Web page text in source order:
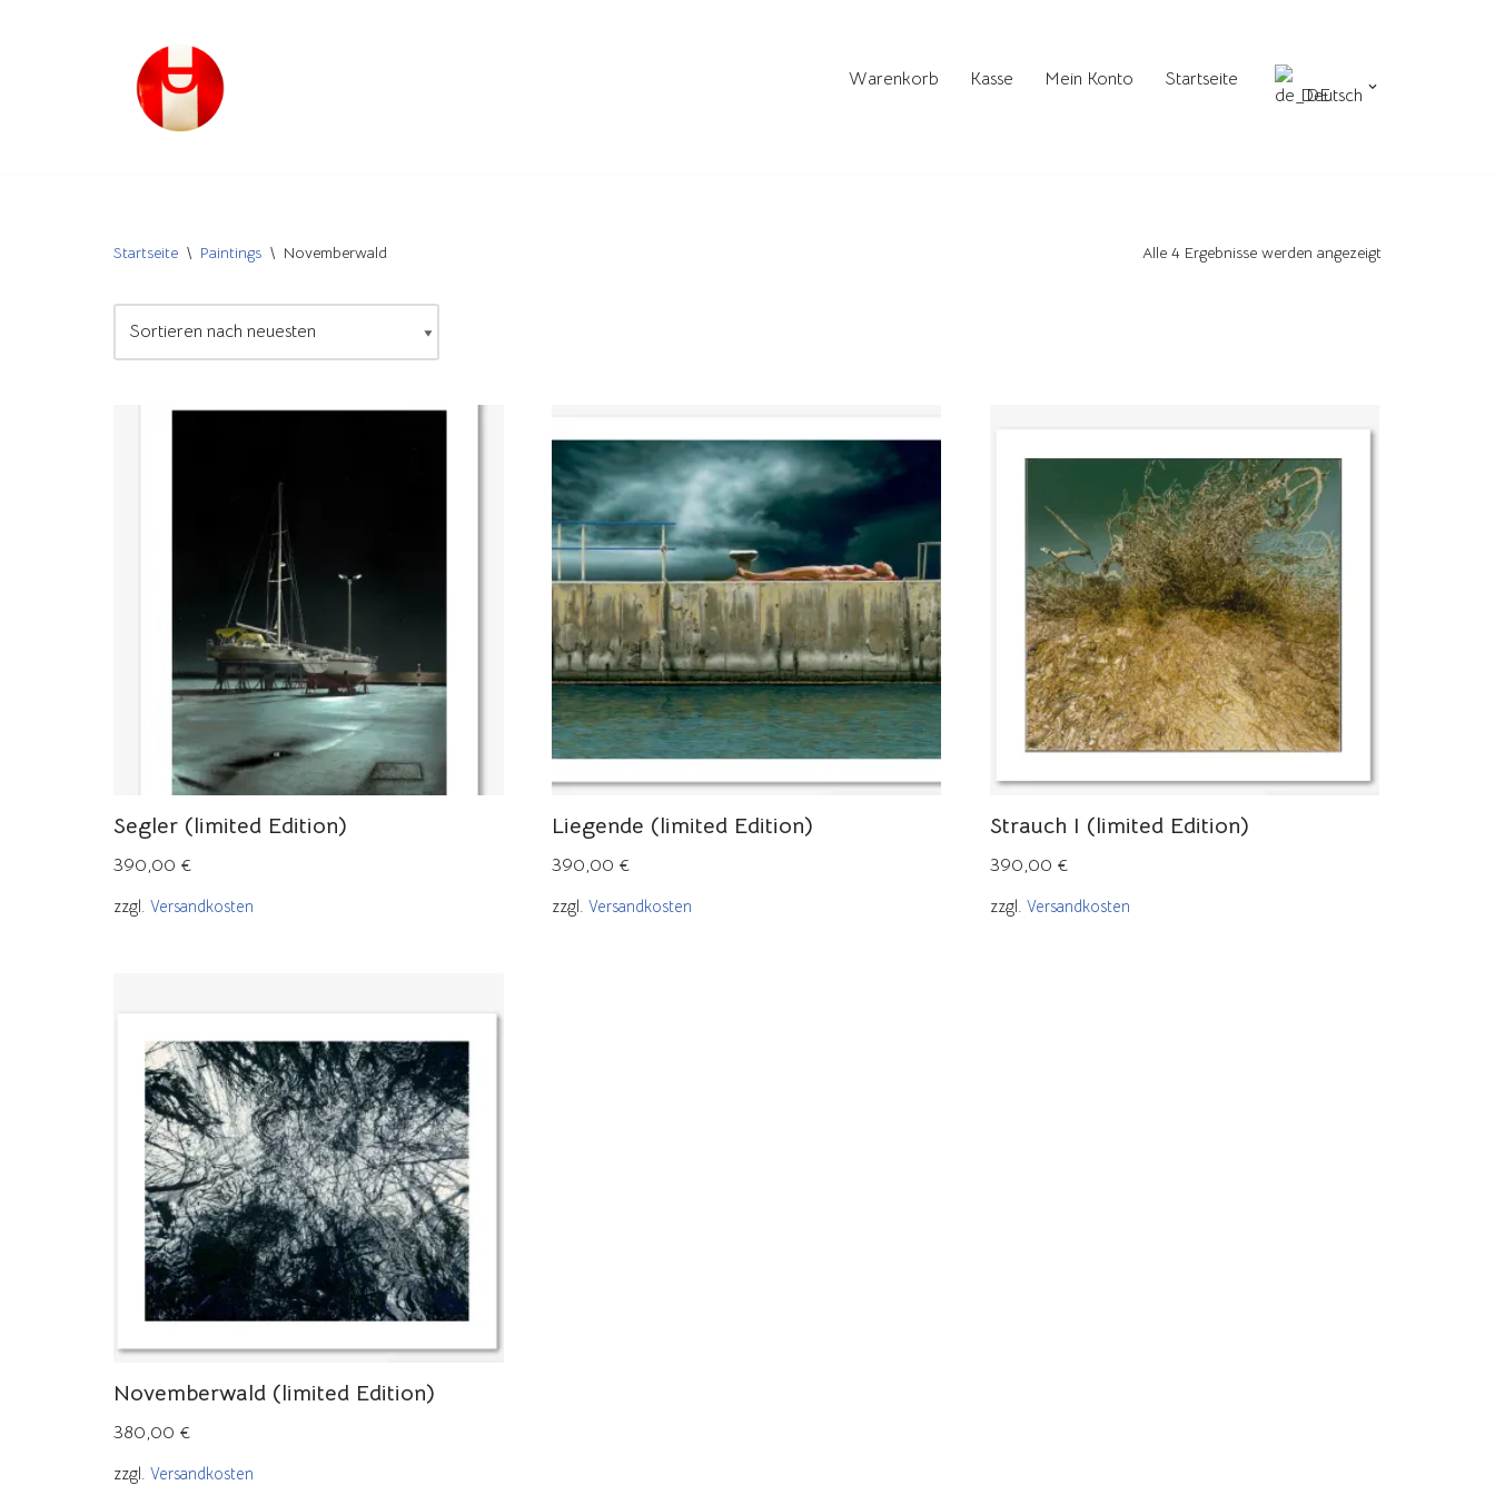
Warenkorb Kasse Mein Konto Startseite
Deutsch
Startseite \ Paintings \ Novemberwald Alle 4 Ergebnisse werden angezeigt
Segler (limited Edition)
390,00 €
zzgl. Versandkosten
Liegende (limited Edition)
390,00 €
zzgl. Versandkosten
Strauch I (limited Edition)
390,00 €
zzgl. Versandkosten
Novemberwald (limited Edition)
380,00 €
zzgl. Versandkosten